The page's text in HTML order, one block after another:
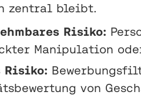
zentral bleibt.
Risiko:
Manipulation
Risiko:
von